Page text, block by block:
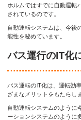
ホルムではすでに自動運転
されているのです。
自動運転システムは、今後
能性を秘めています。
バス運行のIT化
バス運転のIT化は、運転効
ざまなメリットをもたらし
自動運転システムのように
ーションシステムのように